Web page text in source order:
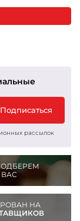
Подписаться
рассылок
НА